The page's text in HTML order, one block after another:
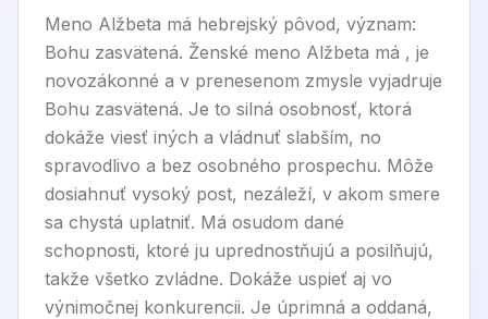
Meno Alžbeta má hebrejský pôvod, význam:
Bohu zasvätená. Ženské meno Alžbeta má , je
novozákonné a v prenesenom zmysle vyjadruje
Bohu zasvätená. Je to silná osobnosť, ktorá
dokáže viesť iných a vládnuť slabším, no
spravodlivo a bez osobného prospechu. Môže
dosiahnuť vysoký post, nezáleží, v akom smere
sa chystá uplatniť. Má osudom dané
schopnosti, ktoré ju uprednostňujú a posilňujú,
takže všetko zvládne. Dokáže uspieť aj vo
výnimočnej konkurencii. Je úprimná a oddaná,